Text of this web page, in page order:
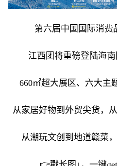
第六届中国国际消费
江西团将重磅登陆海
660㎡超大展区、六大主
从家居好物到外贸尖货，
从潮玩文创到地道赣菜